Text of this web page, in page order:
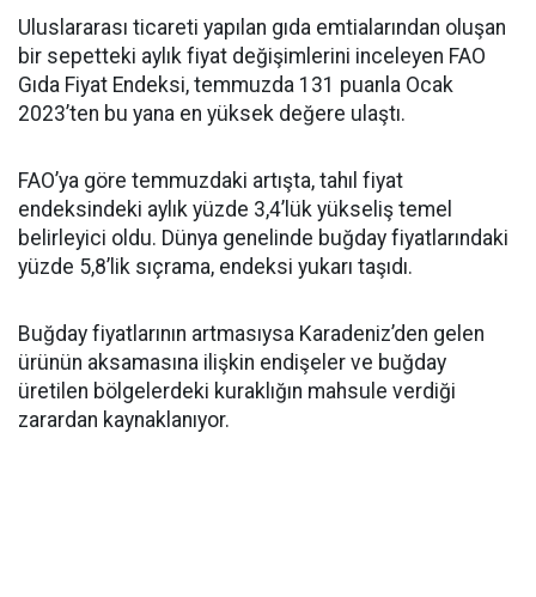
Uluslararası ticareti yapılan gıda emtialarından oluşan
bir sepetteki aylık fiyat değişimlerini inceleyen FAO
Gıda Fiyat Endeksi, temmuzda 131 puanla Ocak
2023’ten bu yana en yüksek değere ulaştı.
FAO’ya göre temmuzdaki artışta, tahıl fiyat
endeksindeki aylık yüzde 3,4’lük yükseliş temel
belirleyici oldu. Dünya genelinde buğday fiyatlarındaki
yüzde 5,8’lik sıçrama, endeksi yukarı taşıdı.
Buğday fiyatlarının artmasıysa Karadeniz’den gelen
ürünün aksamasına ilişkin endişeler ve buğday
üretilen bölgelerdeki kuraklığın mahsule verdiği
zarardan kaynaklanıyor.